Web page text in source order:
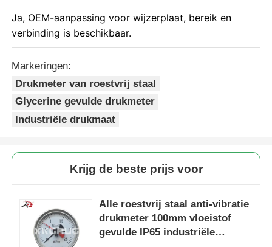
Ja, OEM-aanpassing voor wijzerplaat, bereik en
verbinding is beschikbaar.
Markeringen:
Drukmeter van roestvrij staal
Glycerine gevulde drukmeter
Industriële drukmaat
Krijg de beste prijs voor
Alle roestvrij staal anti-vibratie
drukmeter 100mm vloeistof
gevulde IP65 industriële